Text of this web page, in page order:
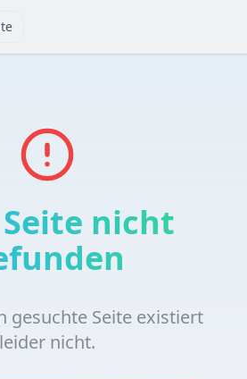
Seite nicht
gesuchte Seite existiert
leider nicht.